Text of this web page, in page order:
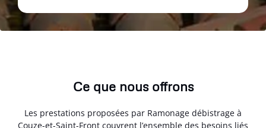
Ce que nous offrons
Les prestations proposées par Ramonage débistrage à
Couze-et-Saint-Front couvrent l’ensemble des besoins liés